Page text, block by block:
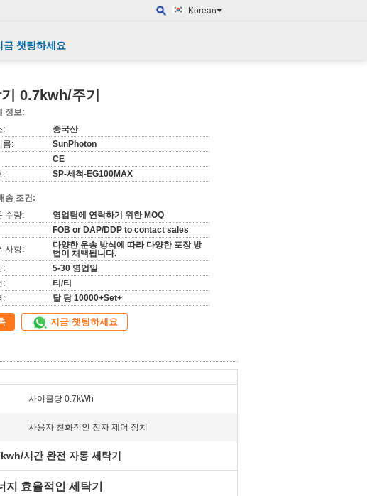
Korean
금 챗팅하세요
0.7kwh/주기
정보:
:
중국산
름:
SunPhoton
CE
:
SP-세척-EG100MAX
송 조건:
수량:
영업팀에 연락하기 위한 MOQ
FOB or DAP/DDP to contact sales
사항:
다양한 운송 방식에 따라 다양한 포장 방
법이 채택됩니다.
:
5-30 영업일
:
티/티
:
달 당 10000+Set+
지금 챗팅하세요
사이클당 0.7kWh
사용자 친화적인 전자 제어 장치
시간 완전 자동 세탁기
효율적인 세탁기